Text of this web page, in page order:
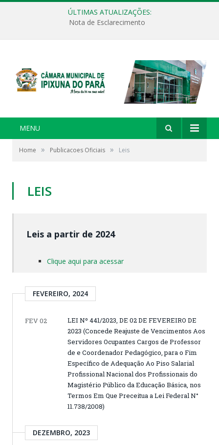
ÚLTIMAS ATUALIZAÇÕES:
Nota de Esclarecimento
MENU
Home » Publicacoes Oficiais » Leis
LEIS
Leis a partir de 2024
Clique aqui para acessar
FEVEREIRO, 2024
FEV 02
LEI Nº 441/2023, DE 02 DE FEVEREIRO DE
2023 (Concede Reajuste de Vencimentos Aos
Servidores Ocupantes Cargos de Professor
de e Coordenador Pedagógico, para o Fim
Específico de Adequação Ao Piso Salarial
Profissional Nacional dos Profissionais do
Magistério Público da Educação Básica, nos
Termos Em Que Preceitua a Lei Federal N°
11.738/2008)
DEZEMBRO, 2023